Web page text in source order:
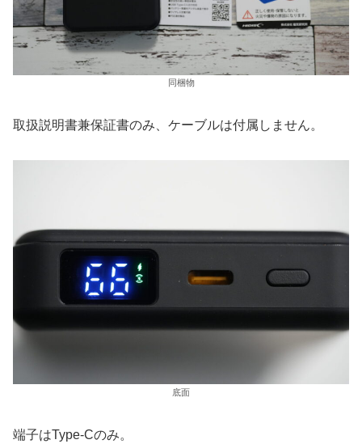
同梱物
取扱説明書兼保証書のみ、ケーブルは付属しません。
底面
端子はType-Cのみ。